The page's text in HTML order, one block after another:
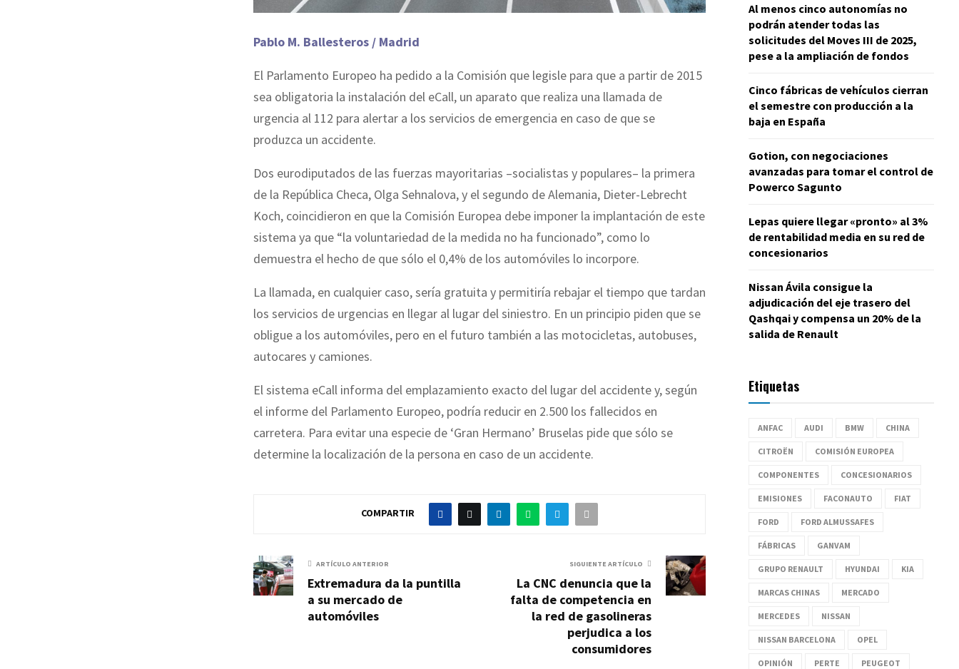
Pablo M. Ballesteros / Madrid
El Parlamento Europeo ha pedido a la Comisión que legisle para que a partir de 2015
sea obligatoria la instalación del eCall, un aparato que realiza una llamada de
urgencia al 112 para alertar a los servicios de emergencia en caso de que se
produzca un accidente.
Dos eurodiputados de las fuerzas mayoritarias –socialistas y populares– la primera
de la República Checa, Olga Sehnalova, y el segundo de Alemania, Dieter-Lebrecht
Koch, coincidieron en que la Comisión Europea debe imponer la implantación de este
sistema ya que “la voluntariedad de la medida no ha funcionado”, como lo
demuestra el hecho de que sólo el 0,4% de los automóviles lo incorpore.
La llamada, en cualquier caso, sería gratuita y permitiría rebajar el tiempo que tardan
los servicios de urgencias en llegar al lugar del siniestro. En un principio piden que se
obligue a los automóviles, pero en el futuro también a las motocicletas, autobuses,
autocares y camiones.
El sistema eCall informa del emplazamiento exacto del lugar del accidente y, según
el informe del Parlamento Europeo, podría reducir en 2.500 los fallecidos en
carretera. Para evitar una especie de ‘Gran Hermano’ Bruselas pide que sólo se
determine la localización de la persona en caso de un accidente.
COMPARTIR
ARTÍCULO ANTERIOR
Extremadura da la puntilla
a su mercado de
automóviles
SIGUIENTE ARTÍCULO
La CNC denuncia que la
falta de competencia en
la red de gasolineras
perjudica a los
consumidores
Al menos cinco autonomías no
podrán atender todas las
solicitudes del Moves III de 2025,
pese a la ampliación de fondos
Cinco fábricas de vehículos cierran
el semestre con producción a la
baja en España
Gotion, con negociaciones
avanzadas para tomar el control de
Powerco Sagunto
Lepas quiere llegar «pronto» al 3%
de rentabilidad media en su red de
concesionarios
Nissan Ávila consigue la
adjudicación del eje trasero del
Qashqai y compensa un 20% de la
salida de Renault
Etiquetas
ANFAC AUDI BMW CHINA
CITROËN COMISIÓN EUROPEA
COMPONENTES CONCESIONARIOS
EMISIONES FACONAUTO FIAT
FORD FORD ALMUSSAFES
FÁBRICAS GANVAM
GRUPO RENAULT HYUNDAI KIA
MARCAS CHINAS MERCADO
MERCEDES NISSAN
NISSAN BARCELONA OPEL
OPINIÓN PERTE PEUGEOT